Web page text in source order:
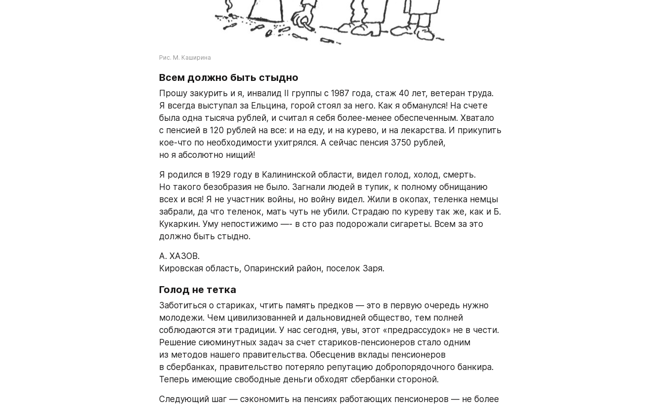
Рис. М. Каширина
Всем должно быть стыдно
Прошу закурить и я, инвалид II группы с 1987 года, стаж 40 лет, ветеран труда.
Я всегда выступал за Ельцина, горой стоял за него. Как я обманулся! На счете
была одна тысяча рублей, и считал я себя более-менее обеспеченным. Хватало
с пенсией в 120 рублей на все: и на еду, и на курево, и на лекарства. И прикупить
кое-что по необходимости ухитрялся. А сейчас пенсия 3750 рублей,
но я абсолютно нищий!
Я родился в 1929 году в Калининской области, видел голод, холод, смерть.
Но такого безобразия не было. Загнали людей в тупик, к полному обнищанию
всех и вся! Я не участник войны, но войну видел. Жили в окопах, теленка немцы
забрали, да что теленок, мать чуть не убили. Страдаю по куреву так же, как и Б.
Кукаркин. Уму непостижимо —- в сто раз подорожали сигареты. Всем за это
должно быть стыдно.
А. ХАЗОВ.
Кировская область, Опаринский район, поселок Заря.
Голод не тетка
Заботиться о стариках, чтить память предков — это в первую очередь нужно
молодежи. Чем цивилизованней и дальновидней общество, тем полней
соблюдаются эти традиции. У нас сегодня, увы, этот «предрассудок» не в чести.
Решение сиюминутных задач за счет стариков-пенсионеров стало одним
из методов нашего правительства. Обесценив вклады пенсионеров
в сбербанках, правительство потеряло репутацию добропорядочного банкира.
Теперь имеющие свободные деньги обходят сбербанки стороной.
Следующий шаг — сэкономить на пенсиях работающих пенсионеров — не более